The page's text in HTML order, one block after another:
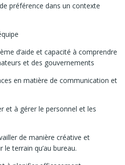
préférence dans un contexte
d’aide et capacité à comprendre
et des gouvernements
en matière de communication et
et à gérer le personnel et les
de manière créative et
terrain qu’au bureau.